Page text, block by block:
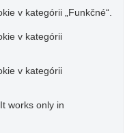
v kategórii „Funkčné“.
v kategórii
v kategórii
works only in